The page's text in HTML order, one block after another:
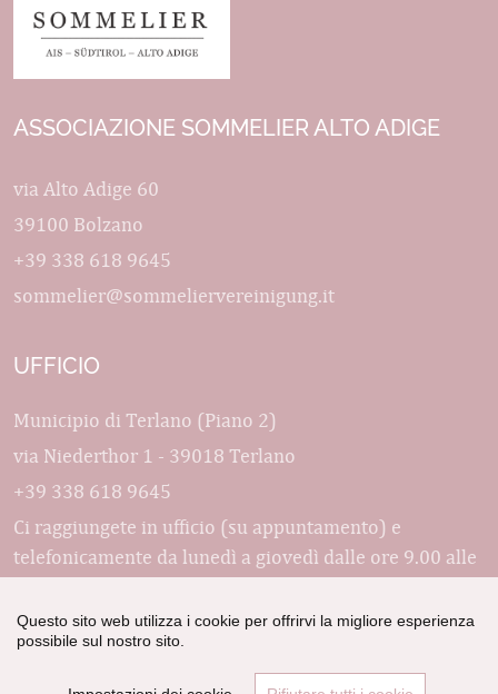
Questo sito web utilizza i cookie per offrirvi la migliore esperienza
possibile sul nostro sito.
ASSOCIAZIONE SOMMELIER ALTO ADIGE
via Alto Adige 60
39100 Bolzano
+39 338 618 9645
sommelier@sommeliervereinigung.it
UFFICIO
Municipio di Terlano (Piano 2)
via Niederthor 1 - 39018 Terlano
+39 338 618 9645
Ci raggiungete in ufficio (su appuntamento) e
telefonicamente da lunedì a giovedì dalle ore 9.00 alle
AIS